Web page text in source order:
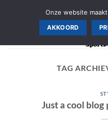
TAG
Just a cool
Onze website
AKKOORD